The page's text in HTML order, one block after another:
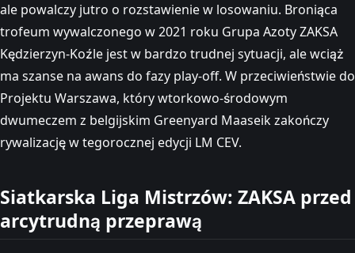
ale powalczy jutro o rozstawienie w losowaniu. Broniąca
trofeum wywalczonego w 2021 roku Grupa Azoty ZAKSA
Kędzierzyn-Koźle jest w bardzo trudnej sytuacji, ale wciąż
ma szanse na awans do fazy play-off. W przeciwieństwie do
Projektu Warszawa, który wtorkowo-środowym
dwumeczem z belgijskim Greenyard Maaseik zakończy
rywalizację w tegorocznej edycji LM CEV.
Siatkarska Liga Mistrzów: ZAKSA przed
arcytrudną przeprawą